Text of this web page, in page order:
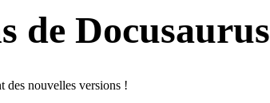
de Docusaurus
des nouvelles versions !